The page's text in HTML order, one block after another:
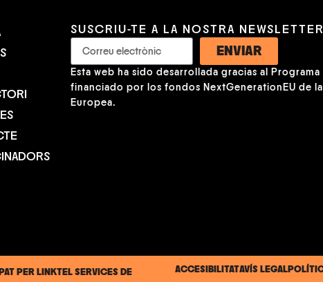
SUSCRIU-TE A LA NOSTRA NEWSLETTER
ENVIAR
Esta web ha sido desarrollada gracias al Programa
financiado por los fondos NextGenerationEU de
Europea.
PER LINKTEL SERVICES DE ACCESIBILITATAVÍS LEGAL